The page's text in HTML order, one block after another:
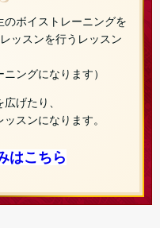
のボイストレーニングを
ッスンを行うレッスン
ングになります）
げたり、
スンになります。
はこちら